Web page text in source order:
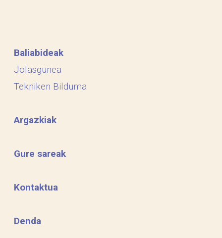
Baliabideak
Jolasgunea
Tekniken Bilduma
Argazkiak
Gure sareak
Kontaktua
Denda